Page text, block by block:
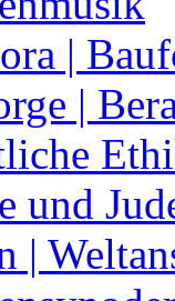
|
|
und
|